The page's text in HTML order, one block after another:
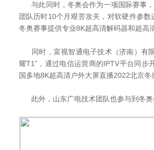
与此同时，冬奥会作为一项国际赛事，
团队历时10个月艰苦攻关，对软硬件参
冬奥赛事提供专业8K超高清解码器和超高
同时，富视智通电子技术（济南）有
耀T1”，通过电信运营商的IPTV平台同
国多地8K超高清户外大屏直播2022北京
此外，山东广电技术团队也参与到冬奥